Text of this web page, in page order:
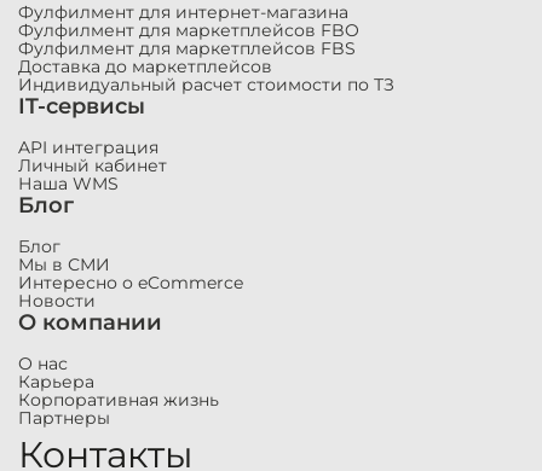
Фулфилмент для интернет-магазина
Фулфилмент для маркетплейсов FBO
Фулфилмент для маркетплейсов FBS
Доставка до маркетплейсов
Индивидуальный расчет стоимости по ТЗ
IT-сервисы
API интеграция
Личный кабинет
Наша WMS
Блог
Блог
Мы в СМИ
Интересно о eCommerce
Новости
О компании
О нас
Карьера
Корпоративная жизнь
Партнеры
Контакты